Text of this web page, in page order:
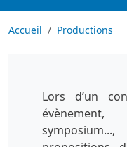
Accueil Productions
Lors d’un
évènement,